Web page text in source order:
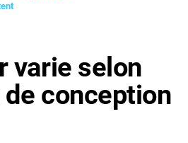
varie selon
de conception